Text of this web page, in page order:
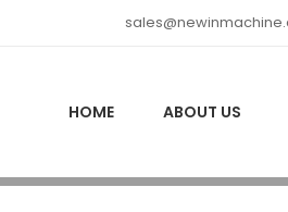
HOME ABOUT US